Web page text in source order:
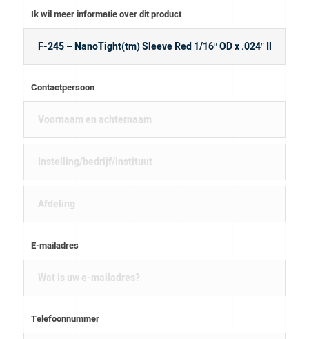
Ik wil meer informatie over dit product
Contactpersoon
E-mailadres
Telefoonnummer